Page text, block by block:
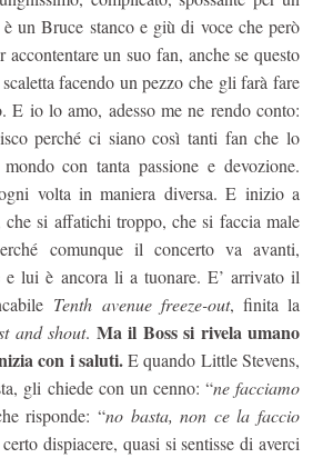
un Bruce stanco e giù di voce che però
un suo fan, anche se questo
facendo un pezzo che gli farà fare
E io lo amo, adesso me ne rendo conto:
perché ci siano così tanti fan che lo
con tanta passione e devozione.
volta in maniera diversa. E inizio a
si affatichi troppo, che si faccia male
comunque il concerto va avanti,
lui è ancora li a tuonare. E’ arrivato il
Tenth avenue freeze-out, finita la
and shout. Ma il Boss si rivela umano
con i saluti.E quando Little Stevens,
gli chiede con un cenno: “ne facciamo
risponde: “no basta, non ce la faccio
dispiacere, quasi si sentisse di averci